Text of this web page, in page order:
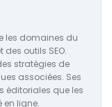
les domaines du
outils SEO.
stratégies de
associées. Ses
éditoriales que les
en ligne.